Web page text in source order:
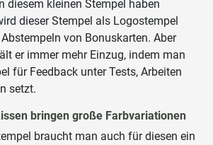
diesem kleinen Stempel haben
dieser Stempel als Logostempel
von Bonuskarten. Aber
er immer mehr Einzug, indem man
für Feedback unter Tests, Arbeiten
setzt.
bringen große Farbvariationen
braucht man auch für diesen ein